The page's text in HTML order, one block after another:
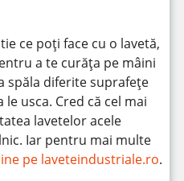
ce poți face cu o lavetă,
a te curăța pe mâini
spăla diferite suprafețe
usca. Cred că cel mai
lavetelor acele
Iar pentru mai multe
pe laveteindustriale.ro.